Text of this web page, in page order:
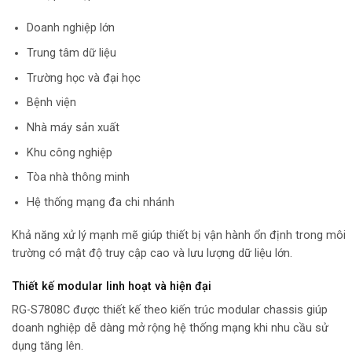
Doanh nghiệp lớn
Trung tâm dữ liệu
Trường học và đại học
Bệnh viện
Nhà máy sản xuất
Khu công nghiệp
Tòa nhà thông minh
Hệ thống mạng đa chi nhánh
Khả năng xử lý mạnh mẽ giúp thiết bị vận hành ổn định trong môi
trường có mật độ truy cập cao và lưu lượng dữ liệu lớn.
Thiết kế modular linh hoạt và hiện đại
RG-S7808C được thiết kế theo kiến trúc modular chassis giúp
doanh nghiệp dễ dàng mở rộng hệ thống mạng khi nhu cầu sử
dụng tăng lên.